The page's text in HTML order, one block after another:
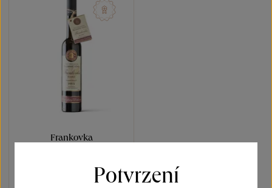
Frankovka
slámové víno 2015Potvrzení